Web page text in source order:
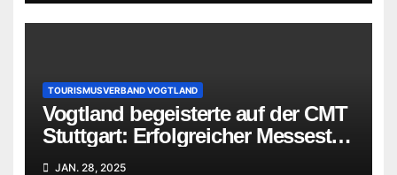
TOURISMUSVERBAND VOGTLAND
Vogtland begeisterte auf der CMT
Stuttgart: Erfolgreicher Messestart
mit Fokus auf Aktivurlaub
JAN. 28, 2025